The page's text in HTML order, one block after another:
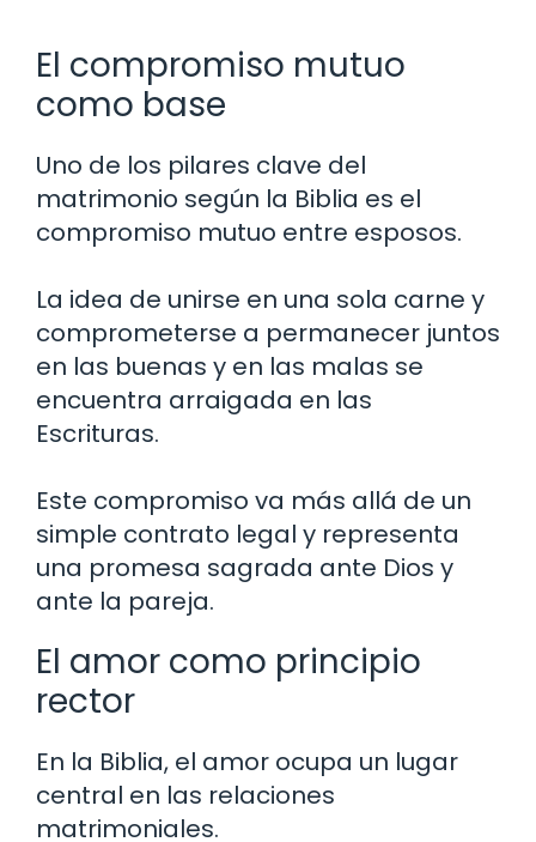
El compromiso mutuo
como base
Uno de los pilares clave del
matrimonio según la Biblia es el
compromiso mutuo entre esposos.
La idea de unirse en una sola carne y
comprometerse a permanecer juntos
en las buenas y en las malas se
encuentra arraigada en las
Escrituras.
Este compromiso va más allá de un
simple contrato legal y representa
una promesa sagrada ante Dios y
ante la pareja.
El amor como principio
rector
En la Biblia, el amor ocupa un lugar
central en las relaciones
matrimoniales.